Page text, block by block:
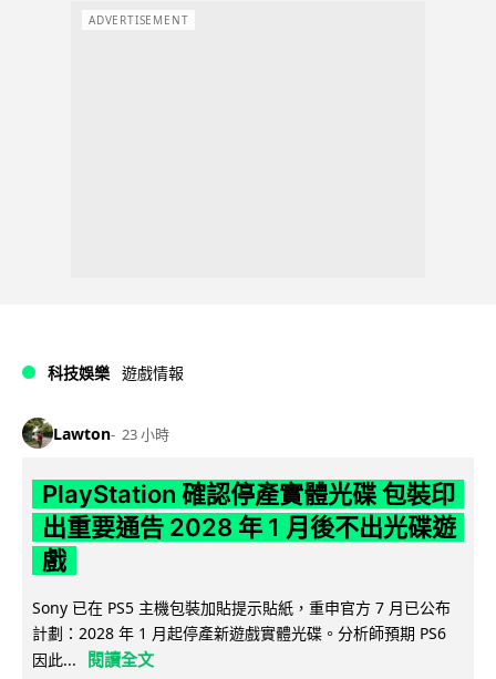
ADVERTISEMENT
科技娛樂 遊戲情報
Lawton 23 小時
PlayStation 確認停產實體光碟 包裝印
出重要通告 2028 年 1 月後不出光碟遊
戲
Sony 已在 PS5 主機包裝加貼提示貼紙，重申官方 7 月已公布
計劃：2028 年 1 月起停產新遊戲實體光碟。分析師預期 PS6
因此...
閱讀全文